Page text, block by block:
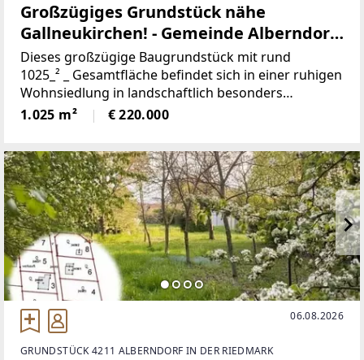
Großzügiges Grundstück nähe
Gallneukirchen! - Gemeinde Alberndorf
in der Riedmark (GST 2443/1)
Dieses großzügige Baugrundstück mit rund
1025_² _ Gesamtfläche befindet sich in einer ruhigen
Wohnsiedlung in landschaftlich besonders
attraktiver Umgebung. Die Parzelle bietet eine
ideale Form für die Bebauung und überzeugt durch
1.025 m² € 220.000
06.08.2026
GRUNDSTÜCK 4211 ALBERNDORF IN DER RIEDMARK